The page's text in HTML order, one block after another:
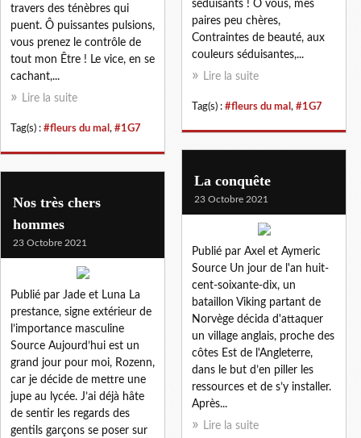
séduisants ! Ô vous, mes
paires peu chères,
Contraintes de beauté, aux
couleurs séduisantes,...
Lire la suite
Tag(s) : #fleurs du mal , #1G7
travers des ténèbres qui
puent. Ô puissantes pulsions,
vous prenez le contrôle de
tout mon Être ! Le vice, en se
cachant,...
Lire la suite
Tag(s) : #fleurs du mal , #1G7
La conquête
23 Octobre 2021
Publié par Axel et Aymeric
Source Un jour de l'an huit-
cent-soixante-dix, un
bataillon Viking partant de
Norvège décida d'attaquer
un village anglais, proche des
côtes Est de l'Angleterre,
dans le but d’en piller les
ressources et de s’y installer.
Après...
Lire la suite
Nos très chers
hommes
23 Octobre 2021
Publié par Jade et Luna La
prestance, signe extérieur de
l’importance masculine
Source Aujourd’hui est un
grand jour pour moi, Rozenn,
car je décide de mettre une
jupe au lycée. J’ai déjà hâte
de sentir les regards des
gentils garçons se poser sur